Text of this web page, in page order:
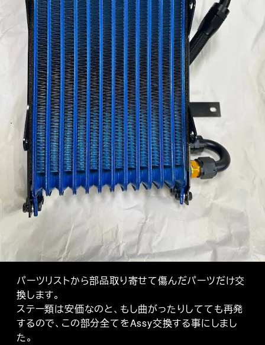
パーツリストから部品取り寄せて傷んだパーツだけ交
換します。
ステー類は安価なのと、もし曲がったりしてても再発
するので、この部分全てをAssy交換する事にしまし
た。